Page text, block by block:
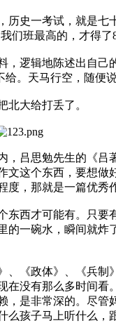
史一考试，就是
班最高的，才得
逻辑地陈述出自
。天马行空，随便
大给打丢了。
吕思勉先生的《
这个东西，要想
，那就是一篇优秀
西才可能有。只
一碗水，瞬间就
《政体》、《兵
没有那么多时间
是非常深的。尽管
孩子马上听什么